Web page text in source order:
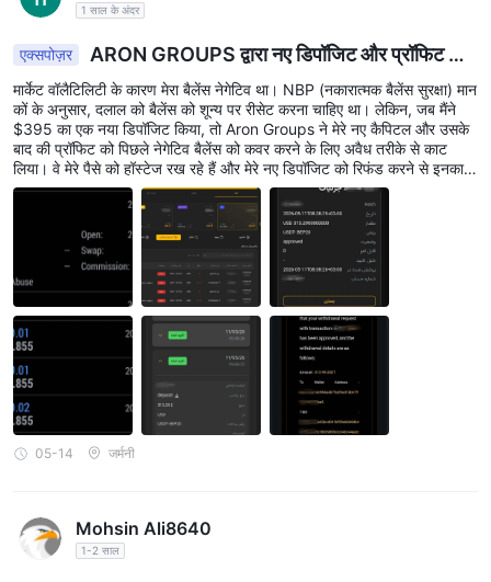
1 साल के अंदर
एक्सपोज़र
ARON GROUPS द्वारा नए डिपॉजिट और प्रॉफिट की
अवैध कटौती दलाल
मार्केट वॉलैटिलिटी के कारण मेरा बैलेंस नेगेटिव था। NBP (नकारात्मक बैलेंस सुरक्षा) मान
कों के अनुसार, दलाल को बैलेंस को शून्य पर रीसेट करना चाहिए था। लेकिन, जब मैंने
$395 का एक नया डिपॉजिट किया, तो Aron Groups ने मेरे नए कैपिटल और उसके
बाद की प्रॉफिट को पिछले नेगेटिव बैलेंस को कवर करने के लिए अवैध तरीके से काट
लिया। वे मेरे पैसे को हॉस्टेज रख रहे हैं और मेरे नए डिपॉजिट को रिफंड करने से इनकार
कर रहे हैं।
05-14 जर्मनी
Mohsin Ali8640
1-2 साल